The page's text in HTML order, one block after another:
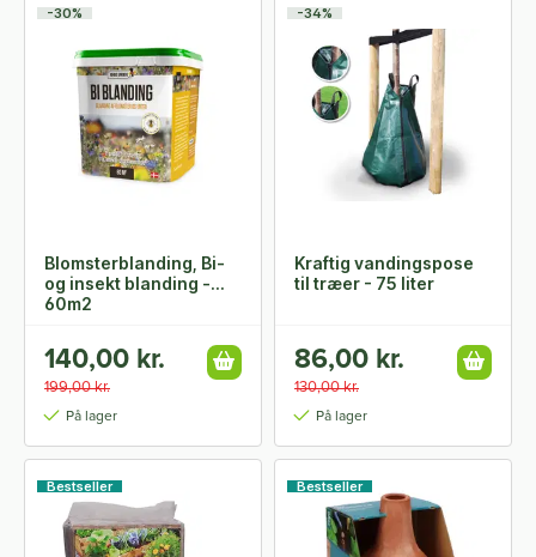
-30%
Blomsterblanding, Bi-
og insekt blanding -
60m2
140,00 kr.
199,00 kr.
På lager
-34%
Kraftig vandingspose
til træer - 75 liter
86,00 kr.
130,00 kr.
På lager
Bestseller Bestseller